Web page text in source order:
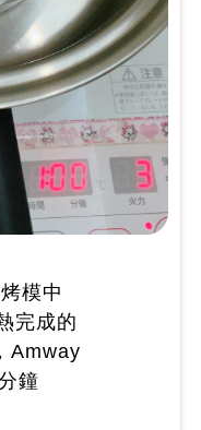
模中
完成的
Amway
鐘